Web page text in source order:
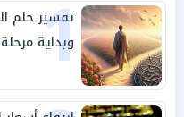
1
تفسير حلم
وبداية